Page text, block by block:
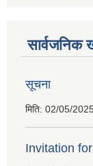
सार्वजनिक
सूचना
मिति: 02/05/
Invitation